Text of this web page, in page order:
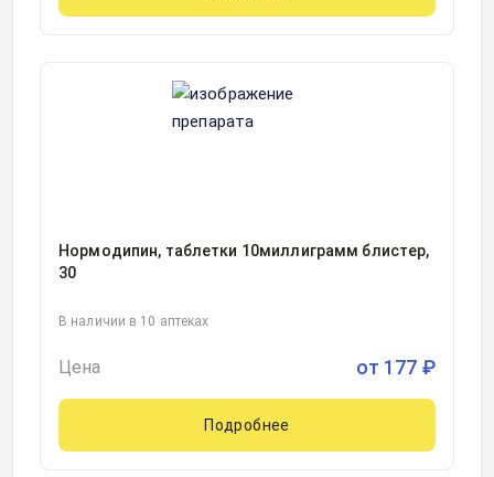
Нормодипин, таблетки 10миллиграмм блистер,
30
В наличии в 10 аптеках
Цена от 177 ₽
Подробнее